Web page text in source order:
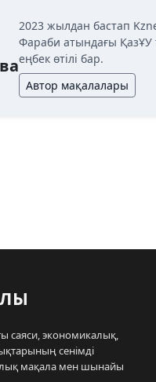
2023 жылдан бастап
Фараби атындағы ҚазҰУ
еңбек өтілі бар.
Автор мақалалары
саяси, экономикалық,
сенімді
мақала мен шынайы